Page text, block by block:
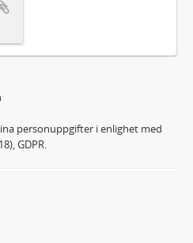
personuppgifter i enlighet med
GDPR.